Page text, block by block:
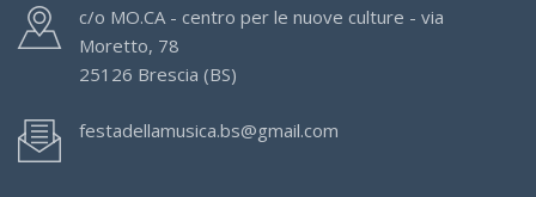
c/o MO.CA - centro per le nuove culture - via
Moretto, 78
25126 Brescia (BS)
festadellamusica.bs@gmail.com